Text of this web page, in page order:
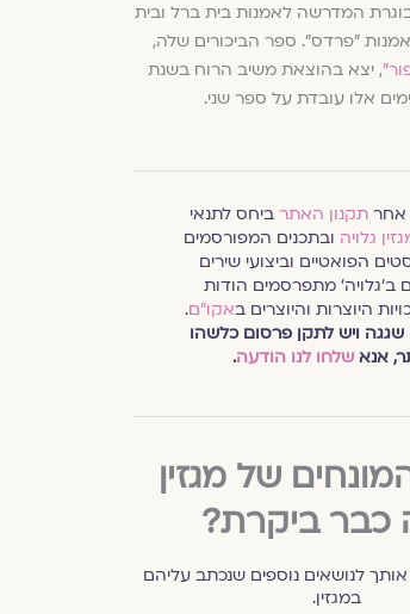
המדרשה לאמנות בית ברל ובית
"פרדס". ספר הביכורים שלה,
, יצא בהוצאת משיב הרוח בשנת
אחרתקנון האתר ביחס לתנאי
גלויה ובתכנים המפורסמים
הפואטיים וביצועי שירים
ב׳גלויה׳ מתפרסמים הודות
היוצרות והיוצרים באקו״ם.
ויש לתקן פרסום כלשהו
אנא שלחו לנו הודעה.
של מגזין
כבר ביקרת?
לנושאים נוספים שנכתב עליהם
במגזין.